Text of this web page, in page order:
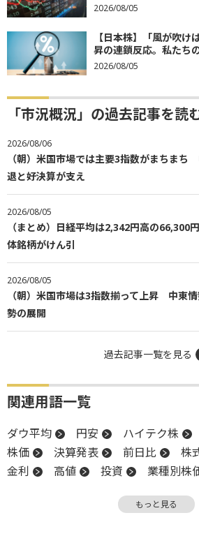
2026/08/05
【日本株】「風が吹
昇の連鎖反応。私たち
2026/08/05
「市況概況」の過去記事を読
2026/08/06
（朝）米国市場では主要3指数がまちま
退と好決算が支え
2026/08/05
（まとめ）日経平均は2,342円高の
体銘柄がけん引
2026/08/05
（朝）米国市場は3指数揃って上昇 中東
勢の展開
過去記事一覧を見る
関連用語一覧
ダウ平均 円安 ハイテク株
株価
決算発表 前日比 株
金利
高値 投資
業種別株
長期金利 NASDAQ
もっと見る